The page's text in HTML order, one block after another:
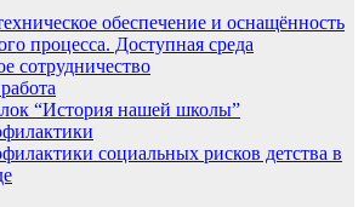
обеспечение и оснащённость
процесса. Доступная среда
сотрудничество
“История нашей школы”
социальных рисков детства в